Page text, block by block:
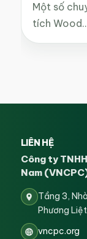
Một số
tích
LIÊN HỆ
Công ty
Nam
Tầng 3,
Phương
vncpc.org